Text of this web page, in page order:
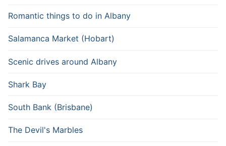
Romantic things to do in Albany
Salamanca Market (Hobart)
Scenic drives around Albany
Shark Bay
South Bank (Brisbane)
The Devil's Marbles